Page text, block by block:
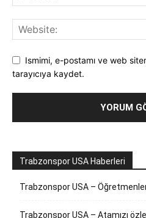
Ismimi, e-postamı ve web
tarayıcıya kaydet.
Trabzonspor USA Haberleri
Trabzonspor USA –
Trabzonspor USA – Atamızı